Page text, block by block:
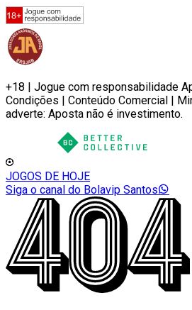
+18 | Jogue com responsabilidade
Condições | Conteúdo Comercial |
adverte: Aposta não é investimento.
JOGOS DE HOJE
Siga o canal do Bolavip Santos